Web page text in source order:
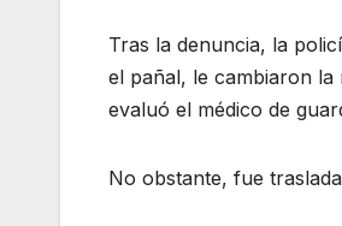
Tras la denuncia, la
el pañal, le cambiaron
evaluó el médico de
No obstante, fue